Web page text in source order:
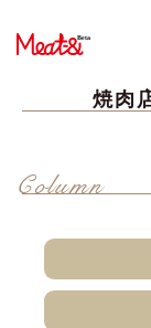
焼肉
Column